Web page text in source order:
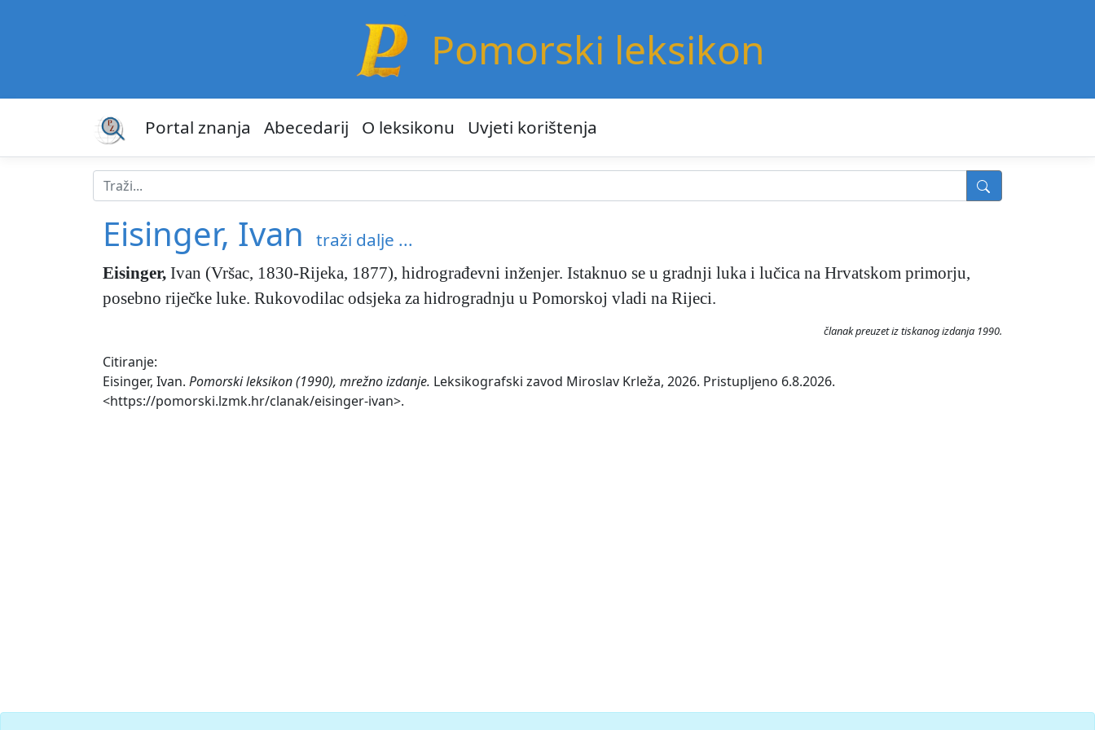
Pomorski leksikon
Portal znanja Abecedarij O leksikonu Uvjeti korištenja
Eisinger, Ivan traži dalje ...
Eisinger, Ivan (Vršac, 1830-Rijeka, 1877), hidrograđevni inženjer. Istaknuo se u gradnji luka i lučica na Hrvatskom primorju,
posebno riječke luke. Rukovodilac odsjeka za hidrogradnju u Pomorskoj vladi na Rijeci.
članak preuzet iz tiskanog izdanja 1990.
Citiranje:
Eisinger, Ivan. Pomorski leksikon (1990), mrežno izdanje. Leksikografski zavod Miroslav Krleža, 2026. Pristupljeno 6.8.2026.
<https://pomorski.lzmk.hr/clanak/eisinger-ivan>.